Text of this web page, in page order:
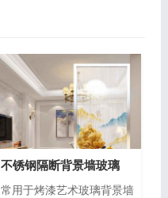
不锈钢隔断背景墙玻璃
常用于烤漆艺术玻璃背景墙